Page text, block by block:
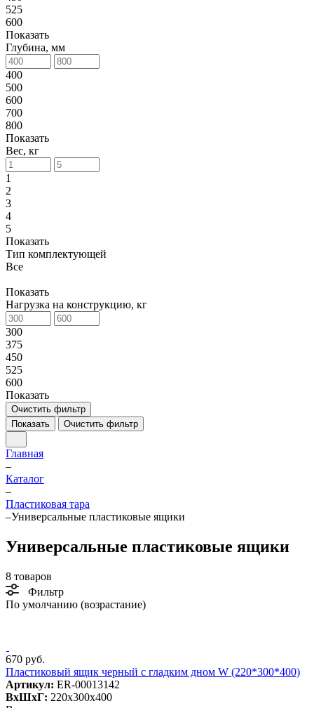
525
600
Показать
Глубина, мм
400
500
600
700
800
Показать
Вес, кг
1
2
3
4
5
Показать
Тип комплектующей
Все
Показать
Нагрузка на конструкцию, кг
300
375
450
525
600
Показать
Очистить фильтр
Показать
Очистить фильтр
Главная
–
Каталог
–
Пластиковая тара
–Универсальные пластиковые ящики
Универсальные пластиковые ящики
8 товаров
Фильтр
По умолчанию (возрастание)
670 руб.
Пластиковый ящик черный с гладким дном W (220*300*400)
Артикул: ER-00013142
ВxШxГ: 220x300x400